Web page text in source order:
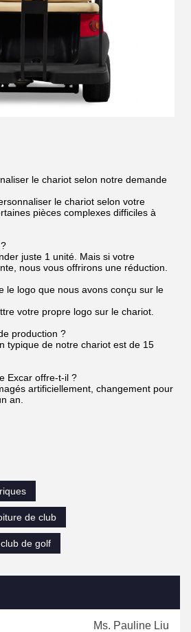
le chariot selon notre demande
le chariot selon votre
pièces complexes difficiles à
juste 1 unité. Mais si votre
nous vous offrirons une réduction.
le logo que nous avons conçu sur le
votre propre logo sur le chariot.
production ?
typique de notre chariot est de 15
Excar offre-t-il ?
artificiellement, changement pour
an.
de club
de golf
Ms. Pauline Liu